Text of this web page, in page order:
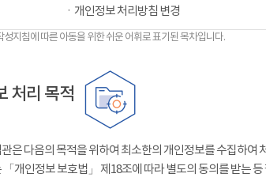
ㆍ개인정보 처리방침 변경
지침에 따른 아동을 위한 쉬운 어휘로 표기된 목차입니다.
처리 목적
은 다음의 목적을 위하여 최소한의 개인정보를 수집하여
「개인정보 보호법」 제18조에 따라 별도의 동의를 받는